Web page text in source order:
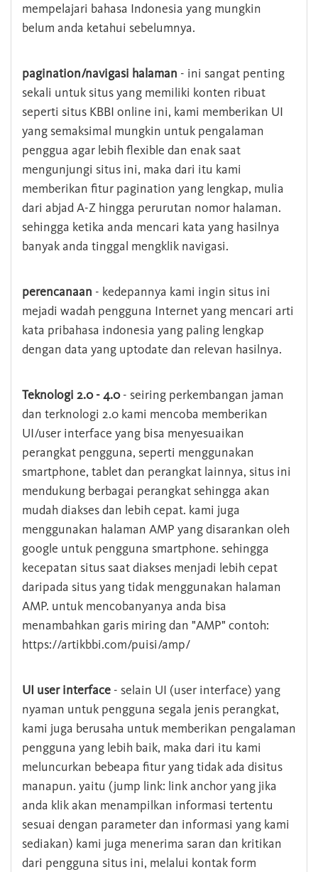
mempelajari bahasa Indonesia yang mungkin
belum anda ketahui sebelumnya.
pagination/navigasi halaman - ini sangat penting
sekali untuk situs yang memiliki konten ribuat
seperti situs KBBI online ini, kami memberikan UI
yang semaksimal mungkin untuk pengalaman
penggua agar lebih flexible dan enak saat
mengunjungi situs ini, maka dari itu kami
memberikan fitur pagination yang lengkap, mulia
dari abjad A-Z hingga perurutan nomor halaman.
sehingga ketika anda mencari kata yang hasilnya
banyak anda tinggal mengklik navigasi.
perencanaan - kedepannya kami ingin situs ini
mejadi wadah pengguna Internet yang mencari arti
kata pribahasa indonesia yang paling lengkap
dengan data yang uptodate dan relevan hasilnya.
Teknologi 2.0 - 4.0- seiring perkembangan jaman
dan terknologi 2.0 kami mencoba memberikan
UI/user interface yang bisa menyesuaikan
perangkat pengguna, seperti menggunakan
smartphone, tablet dan perangkat lainnya, situs ini
mendukung berbagai perangkat sehingga akan
mudah diakses dan lebih cepat. kami juga
menggunakan halaman AMP yang disarankan oleh
google untuk pengguna smartphone. sehingga
kecepatan situs saat diakses menjadi lebih cepat
daripada situs yang tidak menggunakan halaman
AMP. untuk mencobanyanya anda bisa
menambahkan garis miring dan "AMP" contoh:
https://artikbbi.com/puisi/amp/
UI user interface - selain UI (user interface) yang
nyaman untuk pengguna segala jenis perangkat,
kami juga berusaha untuk memberikan pengalaman
pengguna yang lebih baik, maka dari itu kami
meluncurkan bebeapa fitur yang tidak ada disitus
manapun. yaitu (jump link: link anchor yang jika
anda klik akan menampilkan informasi tertentu
sesuai dengan parameter dan informasi yang kami
sediakan) kami juga menerima saran dan kritikan
dari pengguna situs ini, melalui kontak form